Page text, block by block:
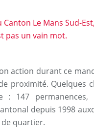
action durant ce
proximité. Quelques
: 147 permanences,
depuis 1998
quartier.